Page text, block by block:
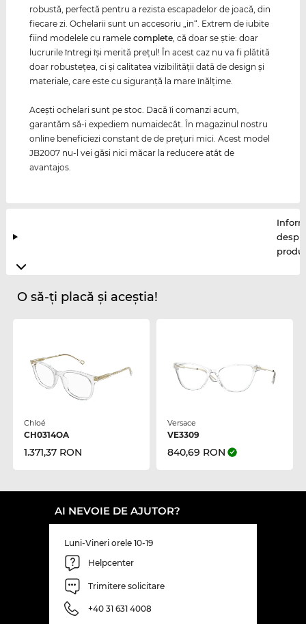
robustă, perfectă pentru a rezista escapadelor de joacă, din
fiecare zi. Ochelarii sunt un accesoriu „in“. Extrem de iubite
fiind modelele cu ramelecomplete , că doar se ştie: doar
lucrurile întregi îşi merită preţul! În acest caz nu va fi plătită
doar robusteţea, ci şi calitatea vizibilităţii dată de design şi
materiale, care este cu siguranţă la mare înălţime.
Aceşti ochelari sunt pe stoc. Dacă îi comanzi acum,
garantăm să-i expediem numaidecât. În magazinul nostru
online beneficiezi constant de de preţuri mici. Acest model
JB2007 nu-l vei găsi nici măcar la reducere atât de
avantajos.
O să-ți placă și aceștia!
Chloé
CH0314OA
1.371,37 RON
Versace
VE3309
840,69 RON
AI NEVOIE DE AJUTOR?
Luni-Vineri orele 10-19
Helpcenter
Trimitere solicitare
+40 31 631 4008